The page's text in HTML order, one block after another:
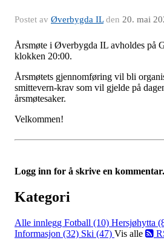
Postet av Øverbygda ILden 20. mai
Årsmøte i Øverbygda IL avholdes på
klokken 20:00.
Årsmøtets gjennomføring vil bli
smittevern-krav som vil gjelde på
årsmøtesaker.
Velkommen!
Logg inn for å skrive en kommentar.
Kategori
Alle innlegg Fotball (10) Hersjøhytta
Informasjon (32) Ski (47) Vis alle